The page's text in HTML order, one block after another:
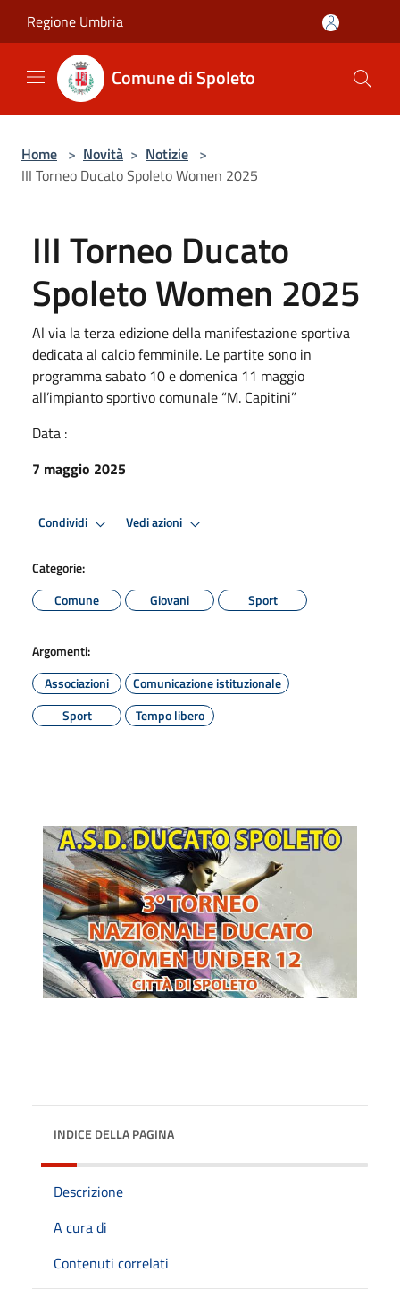
Regione Umbria
Comune di Spoleto
Home > Novità > Notizie >
III Torneo Ducato Spoleto Women 2025
III Torneo Ducato
Spoleto Women 2025
Al via la terza edizione della manifestazione sportiva
dedicata al calcio femminile. Le partite sono in
programma sabato 10 e domenica 11 maggio
all’impianto sportivo comunale “M. Capitini”
Data :
7 maggio 2025
Condividi Vedi azioni
Categorie:
Comune
Giovani Sport
Argomenti:
Associazioni
Comunicazione istituzionale
Sport
Tempo libero
INDICE DELLA PAGINA
Descrizione
A cura di
Contenuti correlati